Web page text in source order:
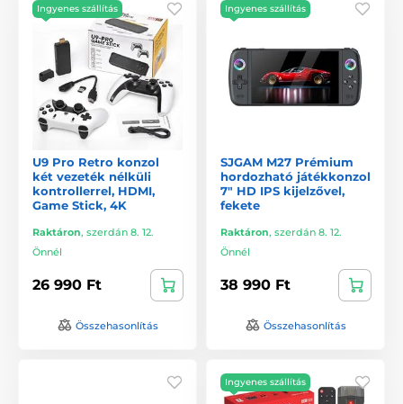
Ingyenes szállítás
U9 Pro Retro konzol
két vezeték nélküli
kontrollerrel, HDMI,
Game Stick, 4K
Raktáron, szerdán 8. 12.
Önnél
26 990 Ft
Összehasonlítás
Ingyenes szállítás
SJGAM M27 Prémium
hordozható játékkonzol
7" HD IPS kijelzővel,
fekete
Raktáron, szerdán 8. 12.
Önnél
38 990 Ft
Összehasonlítás
Ingyenes szállítás